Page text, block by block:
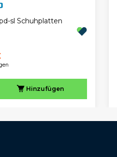
sl Schuhplatten
Hinzufügen